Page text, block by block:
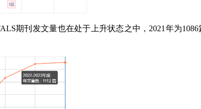
期刊发文量也在处于上升状态之中，2021年为1086